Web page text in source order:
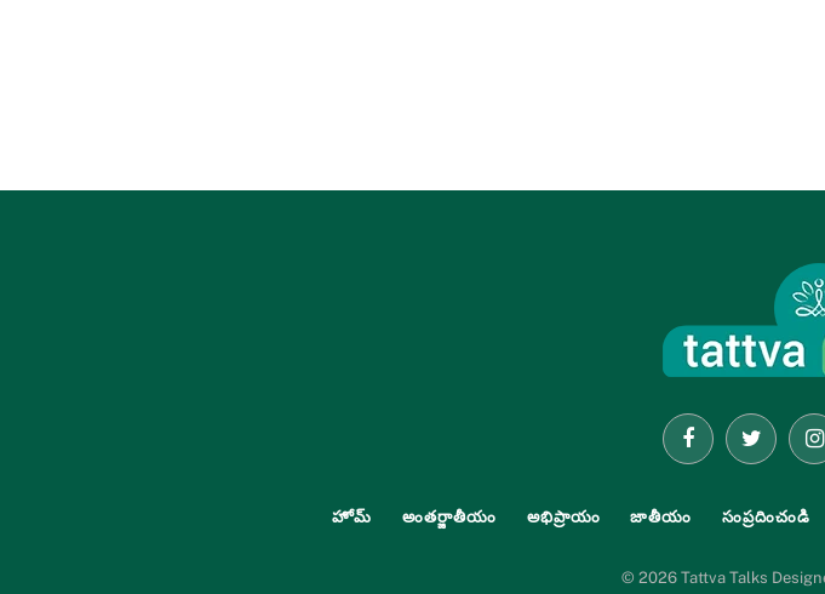
FacebookTwitter
హోమ్ అంతర్జాతీయం అభిప్రాయం జాతీయం సంప్రదించండి
© 2026 Tattva Talks